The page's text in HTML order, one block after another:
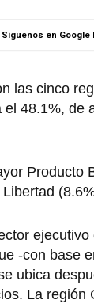
Síguenos en Google
las cinco
48.1%,
-con base
ubica
La